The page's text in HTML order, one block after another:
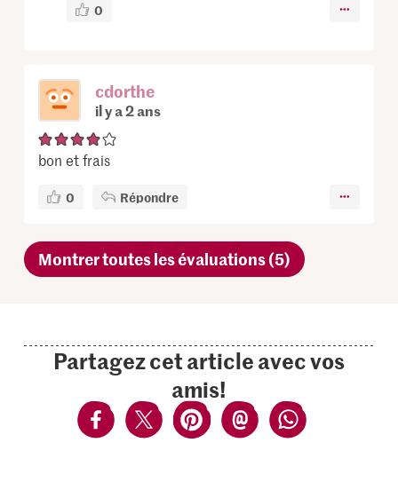
0
cdorthe
il y a 2 ans
bon et frais
0 Répondre
Montrer toutes les évaluations (5)
Partagez cet article avec vos
amis!